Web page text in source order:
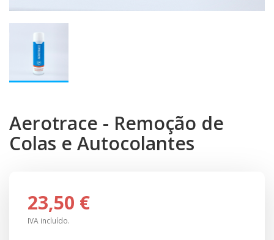
Aerotrace - Remoção de
Colas e Autocolantes
23,50 €
IVA incluído.